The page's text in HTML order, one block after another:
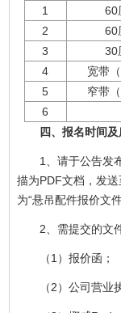
1
60
2
60
3
30
4
宽带
5
窄带
6
四、报名时间
1、请于公告发
描为PDF文档，发
为“悬吊配件报价文
2、需提交的文
（1）报价函；
（2）公司营业